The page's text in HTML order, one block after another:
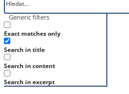
Generic filters
Exact matches only
Search in title
Search in content
Search in excerpt